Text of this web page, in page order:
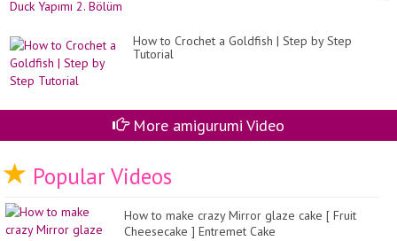
How to Crochet a Goldfish | Step by Step
Tutorial
More amigurumi Video
Popular Videos
How to make crazy Mirror glaze cake [ Fruit
Cheesecake ] Entremet Cake